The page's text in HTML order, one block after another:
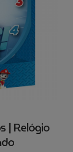
| Relógio